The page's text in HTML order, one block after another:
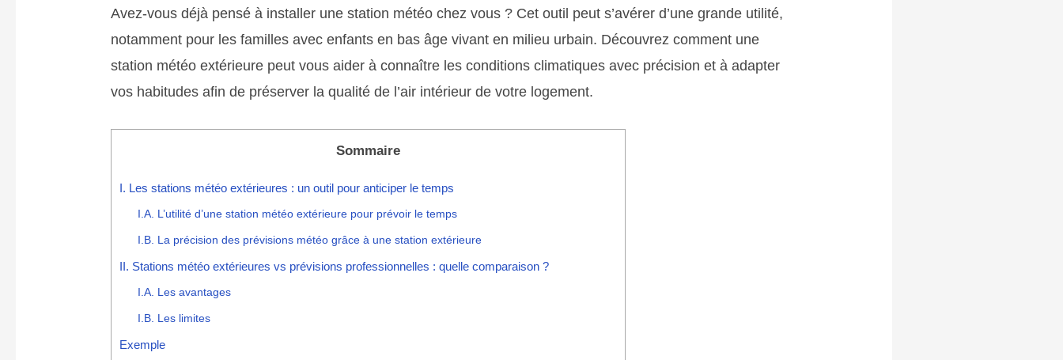
Avez-vous déjà pensé à installer une station météo chez vous ? Cet outil peut s’avérer d’une grande utilité,
notamment pour les familles avec enfants en bas âge vivant en milieu urbain. Découvrez comment une
station météo extérieure peut vous aider à connaître les conditions climatiques avec précision et à adapter
vos habitudes afin de préserver la qualité de l’air intérieur de votre logement.
Sommaire
I. Les stations météo extérieures : un outil pour anticiper le temps
I.A. L’utilité d’une station météo extérieure pour prévoir le temps
I.B. La précision des prévisions météo grâce à une station extérieure
II. Stations météo extérieures vs prévisions professionnelles : quelle comparaison ?
I.A. Les avantages
I.B. Les limites
Exemple